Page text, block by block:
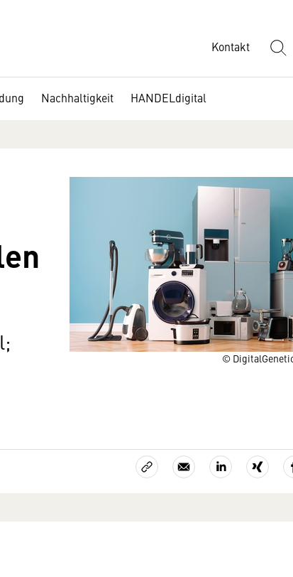
Kontakt
Nachhaltigkeit HANDELdigital
©